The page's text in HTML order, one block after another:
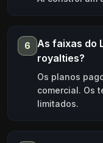
6
As faixas do
royalties?
Os planos
comercial. Os
limitados.